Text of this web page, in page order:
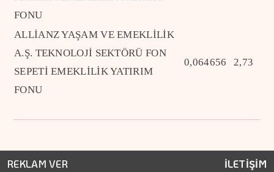
FONU
ALLİANZ YAŞAM VE EMEKLİLİK
A.Ş. TEKNOLOJİ SEKTÖRÜ FON
SEPETİ EMEKLİLİK YATIRIM
FONU
0,064656 2,73
REKLAM VER İLETİŞİM